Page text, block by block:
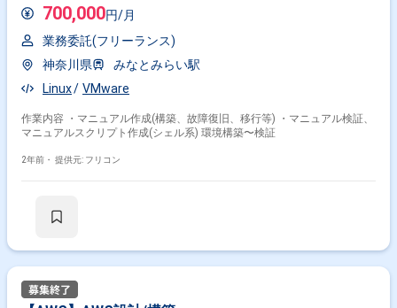
700,000円/月
業務委託(フリーランス)
神奈川県
みなとみらい駅
Linux
VMware
作業内容 ・マニュアル作成(構築、故障復旧、移行等) ・マニュアル検証、
マニュアルスクリプト作成(シェル系) 環境構築〜検証
2年前・ 提供元: フリコン
掛け合わせ条件で絞り込む
VMware × インフラエンジニア
VMware × 副業